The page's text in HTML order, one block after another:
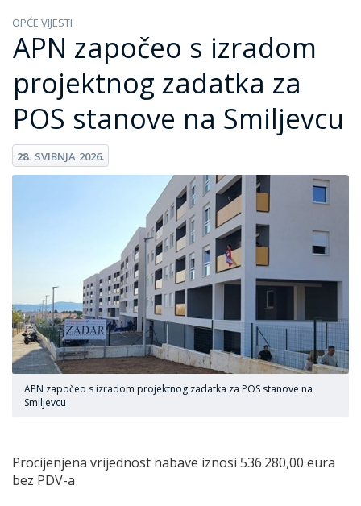
OPĆE VIJESTI
APN započeo s izradom
projektnog zadatka za
POS stanove na Smiljevcu
28. SVIBNJA 2026.
APN započeo s izradom projektnog zadatka za POS stanove na
Smiljevcu
Procijenjena vrijednost nabave iznosi 536.280,00 eura
bez PDV-a